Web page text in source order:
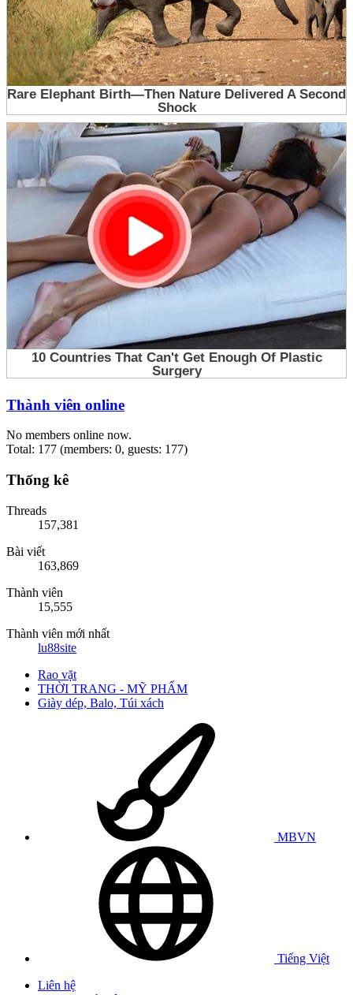
Thành viên online
No members online now.
Total: 177 (members: 0, guests: 177)
Thống kê
Threads
157,381
Bài viết
163,869
Thành viên
15,555
Thành viên mới nhất
lu88site
Rao vặt
THỜI TRANG - MỸ PHẨM
Giày dép, Balo, Túi xách
MBVN
Tiếng Việt
Liên hệ